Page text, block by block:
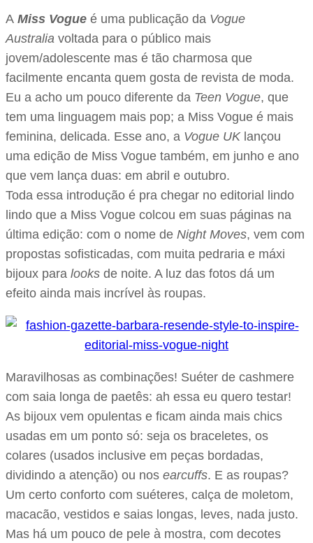
A Miss Vogue é uma publicação da Vogue
Australia voltada para o público mais
jovem/adolescente mas é tão charmosa que
facilmente encanta quem gosta de revista de moda.
Eu a acho um pouco diferente da Teen Vogue, que
tem uma linguagem mais pop; a Miss Vogue é mais
feminina, delicada. Esse ano, a Vogue UKlançou
uma edição de Miss Vogue também, em junho e ano
que vem lança duas: em abril e outubro.
Toda essa introdução é pra chegar no editorial lindo
lindo que a Miss Vogue colcou em suas páginas na
última edição: com o nome de Night Moves, vem com
propostas sofisticadas, com muita pedraria e máxi
bijoux para looks de noite. A luz das fotos dá um
efeito ainda mais incrível às roupas.
Maravilhosas as combinações! Suéter de cashmere
com saia longa de paetês: ah essa eu quero testar!
As bijoux vem opulentas e ficam ainda mais chics
usadas em um ponto só: seja os braceletes, os
colares (usados inclusive em peças bordadas,
dividindo a atenção) ou nos earcuffs. E as roupas?
Um certo conforto com suéteres, calça de moletom,
macacão, vestidos e saias longas, leves, nada justo.
Mas há um pouco de pele à mostra, com decotes